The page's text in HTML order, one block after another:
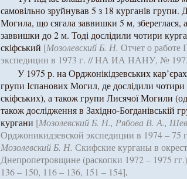
самовільно зруйнував 5 з 18 курганів
Могила, що сягала заввишки 5 м, збереглася,
заввишки до 2 м. Тоді дослідили чотири
скіфський [Мозолевский Б. Н. Отчет о работе
экспедиции в 1973 г. // НА ИА НАНУ, №
У 1975 р. на Орджонікідзевських
групи Іспанових Могил, де дослідили
скіфських), а також групи Лисячої Могили
також дослідження в Західно-Богданівській
кургани [Мозолевский Б. Н., Рябова В. А.,
Орджоникидзевской экспедиции в 1974 –
Мозолевский Б. Н. Скифские курганы в
Днепропетровщине (раскопки 1972 – 1975
136 – 150, 116 – 136, 151 – 154].